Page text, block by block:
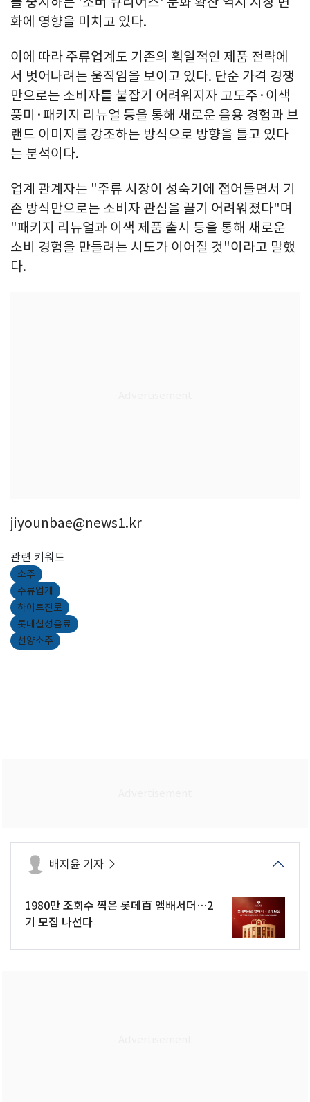
화에 영향을 미치고 있다.
이에 따라 주류업계도 기존의 획일적인 제품 전략에
서 벗어나려는 움직임을 보이고 있다. 단순 가격 경쟁
만으로는 소비자를 붙잡기 어려워지자 고도주·이색
풍미·패키지 리뉴얼 등을 통해 새로운 음용 경험과 브
랜드 이미지를 강조하는 방식으로 방향을 틀고 있다
는 분석이다.
업계 관계자는 "주류 시장이 성숙기에 접어들면서 기
존 방식만으로는 소비자 관심을 끌기 어려워졌다"며
"패키지 리뉴얼과 이색 제품 출시 등을 통해 새로운
소비 경험을 만들려는 시도가 이어질 것"이라고 말했
다.
jiyounbae@news1.kr
관련 키워드
소주
주류업계
하이트진로
롯데칠성음료
선양소주
배지윤 기자
1980만 조회수 찍은 롯데百 앰배서더…2
기 모집 나선다